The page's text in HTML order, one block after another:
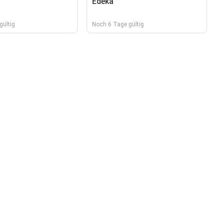
Noch 6 Tage gültig